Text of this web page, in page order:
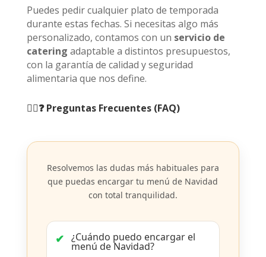
Puedes pedir cualquier plato de temporada
durante estas fechas. Si necesitas algo más
personalizado, contamos con un servicio de
catering adaptable a distintos presupuestos,
con la garantía de calidad y seguridad
alimentaria que nos define.
🙋‍♂️❓ Preguntas Frecuentes (FAQ)
Resolvemos las dudas más habituales para
que puedas encargar tu menú de Navidad
con total tranquilidad.
¿Cuándo puedo encargar el
menú de Navidad?